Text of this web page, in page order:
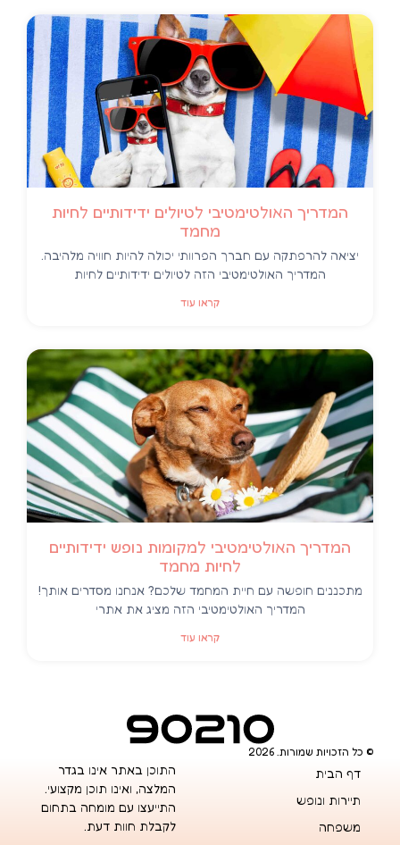
המדריך האולטימטיבי לטיולים ידידותיים לחיות
מחמד
יציאה להרפתקה עם חברך הפרוותי יכולה להיות חוויה מלהיבה.
המדריך האולטימטיבי הזה לטיולים ידידותיים לחיות
קראו עוד
המדריך האולטימטיבי למקומות נופש ידידותיים
לחיות מחמד
מתכננים חופשה עם חיית המחמד שלכם? אנחנו מסדרים אותך!
המדריך האולטימטיבי הזה מציג את אתרי
קראו עוד
© כל הזכויות שמורות. 2026
דף הבית
תיירות ונופש
משפחה
התוכן באתר אינו בגדר
המלצה, ואינו תוכן מקצועי.
התייעצו עם מומחה בתחום
לקבלת חוות דעת.